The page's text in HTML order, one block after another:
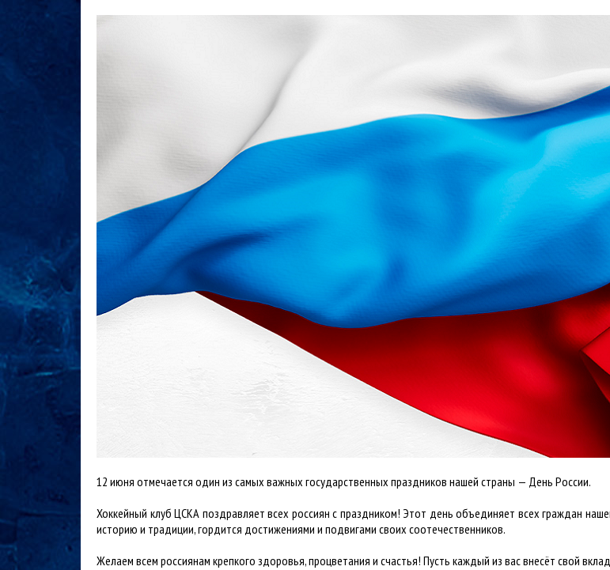
12 июня отмечается один из самых важных государственных праздников нашей страны — День России.
Хоккейный клуб ЦСКА поздравляет всех россиян с праздником! Этот день объединяет всех граждан
историю и традиции, гордится достижениями и подвигами своих соотечественников.
Желаем всем россиянам крепкого здоровья, процветания и счастья! Пусть каждый из вас внесёт свой